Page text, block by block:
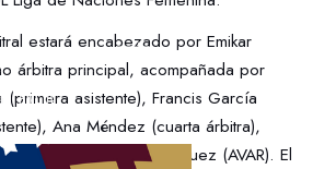
estará encabezado por Emikar
árbitra principal, acompañada por
(primera asistente), Francis García
Ana Méndez (cuarta árbitra),
(VAR) y Migdalia Rodríguez (AVAR). El